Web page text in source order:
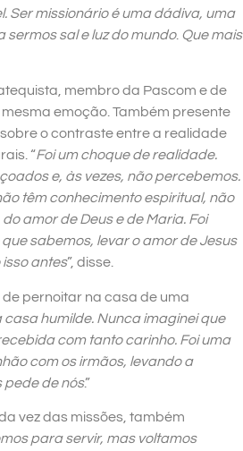
missionário é uma dádiva, uma
sal e luz do mundo. Que mais
membro da Pascom e de
emoção. Também presente
o contraste entre a realidade
“Foi um choque de realidade.
e, às vezes, não percebemos.
têm conhecimento espiritual, não
amor de Deus e de Maria. Foi
sabemos, levar o amor de Jesus
antes”, disse.
pernoitar na casa de uma
casa humilde. Nunca imaginei que
com tanto carinho. Foi uma
com os irmãos, levando a
pede de nós.”
vez das missões, também
para servir, mas voltamos